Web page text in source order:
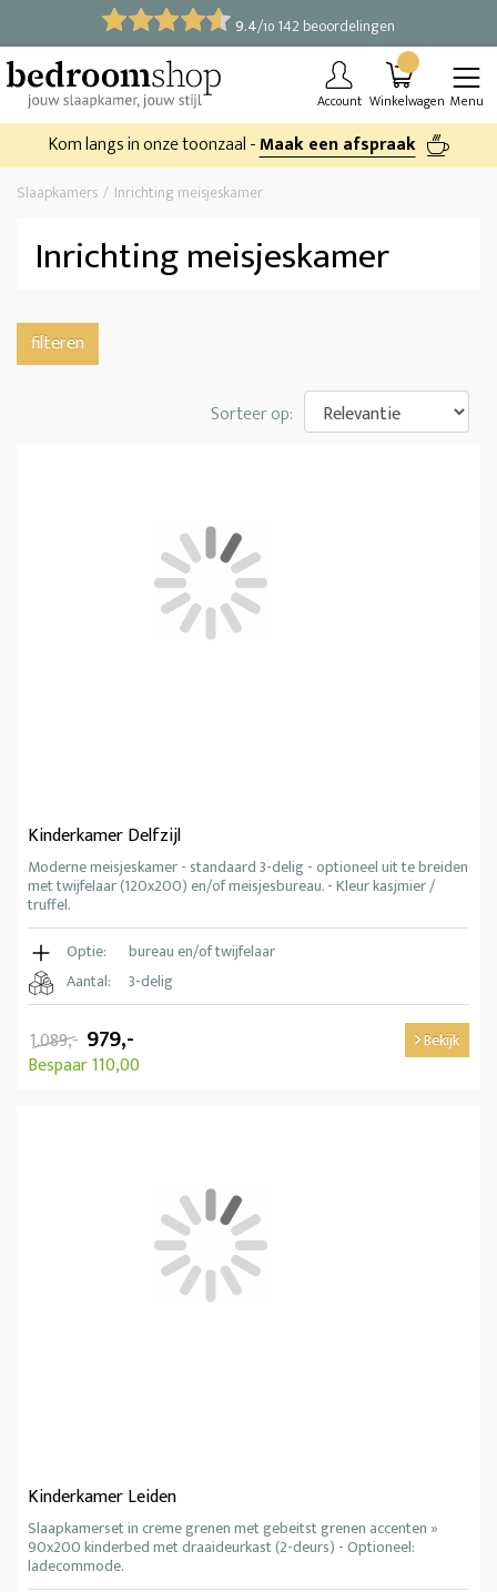
9.4/10 142 beoordelingen
Account Winkelwagen Menu
Kom langs in onze toonzaal -Maak een afspraak
Slaapkamers Inrichting meisjeskamer
Inrichting meisjeskamer
filteren
Sorteer op:
Kinderkamer Delfzijl
Moderne meisjeskamer - standaard 3-delig - optioneel uit te breiden
met twijfelaar (120x200) en/of meisjesbureau. - Kleur kasjmier /
truffel.
Optie:
bureau en/of twijfelaar
Aantal:
3-delig
1.089,- 979,-
Bespaar 110,00
Bekijk
Kinderkamer Leiden
Slaapkamerset in creme grenen met gebeitst grenen accenten »
90x200 kinderbed met draaideurkast (2-deurs) - Optioneel:
ladecommode.